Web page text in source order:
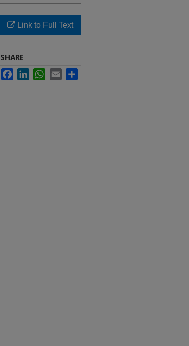
Link to Full Text
SHARE
FacebookLinkedInWhatsApp
Email